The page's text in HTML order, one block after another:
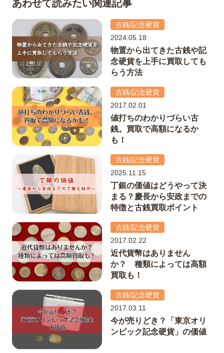
あわせて読みたい関連記事
古銭/記念硬貨
2024.05.18
物置から出てきた古銭や記
念硬貨を上手に買取しても
らう方法
古銭/記念硬貨
2017.02.01
値打ちのわかりづらい古
銭。買取で高額になるか
も！
古銭/記念硬貨
2025.11.15
丁銀の価値はどうやって決
まる？慶長から安政までの
特徴と古銭買取ポイント
古銭/記念硬貨
2017.02.22
近代貨幣はありません
か？ 種類によっては高額
買取も！
古銭/記念硬貨
2017.03.11
今が売りどき？「東京オリ
ンピック記念硬貨」の価値